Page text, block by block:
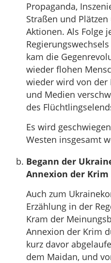
Propaganda,
Straßen und
Aktionen. Als Folge
kam die
wieder flohen
wieder wird von
und Medien
des
Es wird
Westen insgesamt
Begann der
Annexion der Krim
Auch zum
Erzählung in der
Kram der
Annexion der Krim
kurz davor
dem Maidan, und